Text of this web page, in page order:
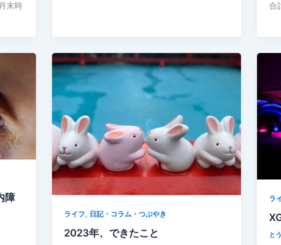
末時
合
障
ライフ, 日記・コラム・つぶやき
2023年、できたこと
ラ
と